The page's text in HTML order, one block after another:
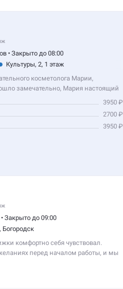
• Закрыто до 08:00
Культуры, 2, 1 этаж
косметолога Марии,
замечательно, Мария настоящий
3950 ₽
2700 ₽
3950 ₽
• Закрыто до 09:00
Богородск
комфортно себя чувствовал.
перед началом работы, и мы